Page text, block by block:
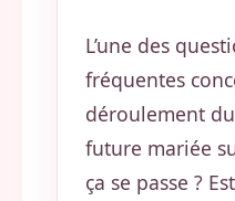
L’une des
fréquentes
déroulement
future mariée
ça se passe ?